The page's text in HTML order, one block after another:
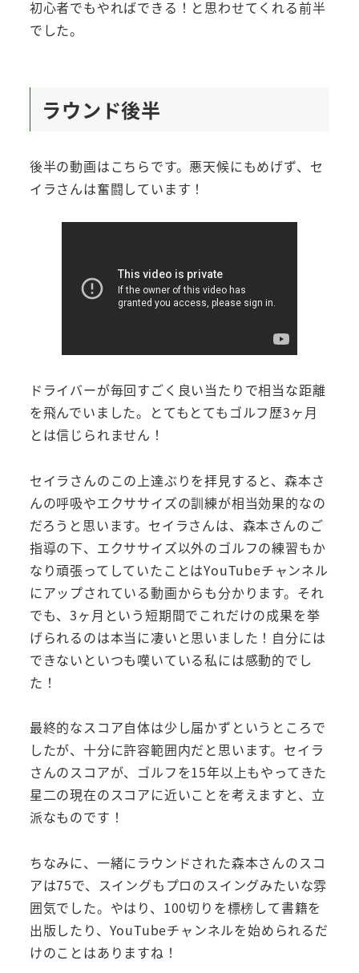
初心者でもやればできる！と思わせてくれる前半
でした。
ラウンド後半
後半の動画はこちらです。悪天候にもめげず、セ
イラさんは奮闘しています！
ドライバーが毎回すごく良い当たりで相当な距離
を飛んでいました。とてもとてもゴルフ歴3ヶ月
とは信じられません！
セイラさんのこの上達ぶりを拝見すると、森本さ
んの呼吸やエクササイズの訓練が相当効果的なの
だろうと思います。セイラさんは、森本さんのご
指導の下、エクササイズ以外のゴルフの練習もか
なり頑張ってしていたことはYouTubeチャンネル
にアップされている動画からも分かります。それ
でも、3ヶ月という短期間でこれだけの成果を挙
げられるのは本当に凄いと思いました！自分には
できないといつも嘆いている私には感動的でし
た！
最終的なスコア自体は少し届かずというところで
したが、十分に許容範囲内だと思います。セイラ
さんのスコアが、ゴルフを15年以上もやってきた
星二の現在のスコアに近いことを考えますと、立
派なものです！
ちなみに、一緒にラウンドされた森本さんのスコ
アは75で、スイングもプロのスイングみたいな雰
囲気でした。やはり、100切りを標榜して書籍を
出版したり、YouTubeチャンネルを始められるだ
けのことはありますね！